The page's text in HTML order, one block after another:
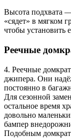
Высота подхвата
«сядет» в мягком
чтобы установить
Реечные
4. Реечные
джипера. Они
постоянно в
Для сезонной
остальное время
довольно
бампер
Подобным